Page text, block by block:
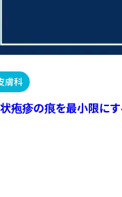
膚科
疱疹の痕を最小限にす